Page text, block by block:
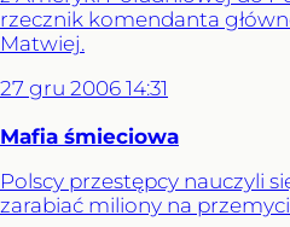
rzecznik komendanta
Matwiej.
27 gru 2006 14:31
Mafia śmieciowa
Polscy przestępcy nauczyli
zarabiać miliony na